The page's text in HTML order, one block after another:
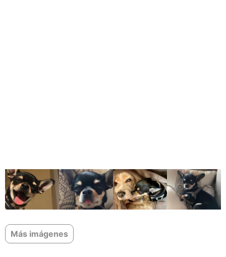
Más imágenes